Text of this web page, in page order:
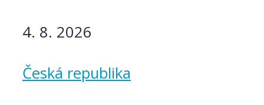
4. 8. 2026
Česká republika